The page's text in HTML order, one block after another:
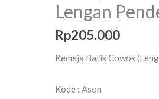
Lengan
Rp205.000
Kemeja Batik Cowok
Kode : Ason
Bahan
Lengan
Pendek